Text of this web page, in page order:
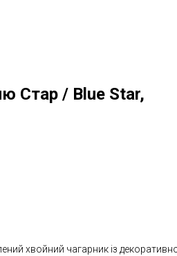
Стар / Blue Star,
хвойний чагарник із